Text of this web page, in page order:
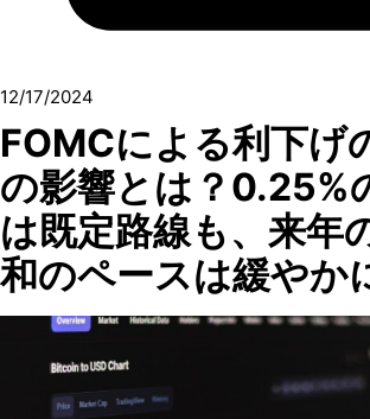
12/17/2024
FOMCによる利下げ
の影響​とは？0.25%
は既定路線も、来年
和のペースは緩やか